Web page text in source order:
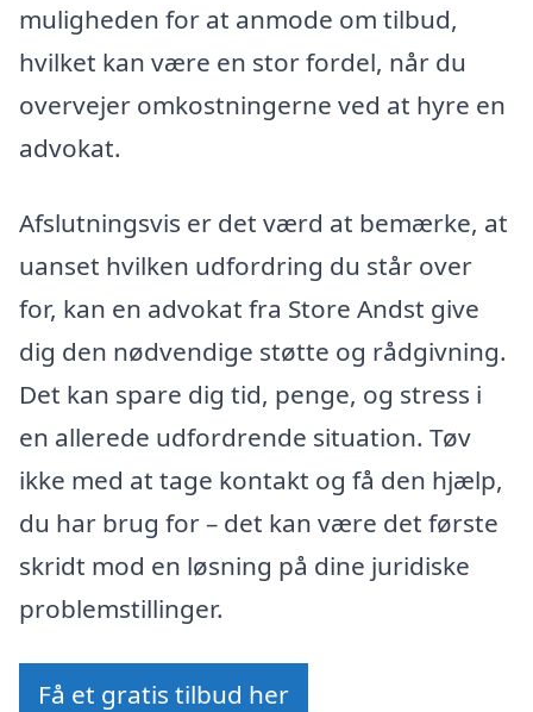
muligheden for at anmode om tilbud,
hvilket kan være en stor fordel, når du
overvejer omkostningerne ved at hyre en
advokat.
Afslutningsvis er det værd at bemærke, at
uanset hvilken udfordring du står over
for, kan en advokat fra Store Andst give
dig den nødvendige støtte og rådgivning.
Det kan spare dig tid, penge, og stress i
en allerede udfordrende situation. Tøv
ikke med at tage kontakt og få den hjælp,
du har brug for – det kan være det første
skridt mod en løsning på dine juridiske
problemstillinger.
Få et gratis tilbud her